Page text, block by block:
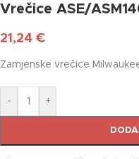
Vrečice ASE/
21,24 €
Zamjenske vrečice
- +